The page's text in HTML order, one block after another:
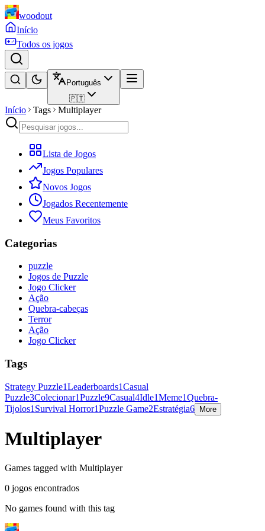
woodout
Início
Todos os jogos
Português
🇵🇹
Início Tags Multiplayer
Lista de Jogos
Jogos Populares
Novos Jogos
Jogados Recentemente
Meus Favoritos
Categorias
puzzle
Jogos de Puzzle
Jogo Clicker
Ação
Quebra-cabeças
Terror
Ação
Jogo Clicker
Tags
Strategy Puzzle1Leaderboards1Casual
Puzzle3Colecionar1Puzzle9Casual4Idle1Meme1Quebra-
Tijolos1 Survival Horror1Puzzle Game2Estratégia6 More
Multiplayer
Games tagged with Multiplayer
0 jogos encontrados
No games found with this tag